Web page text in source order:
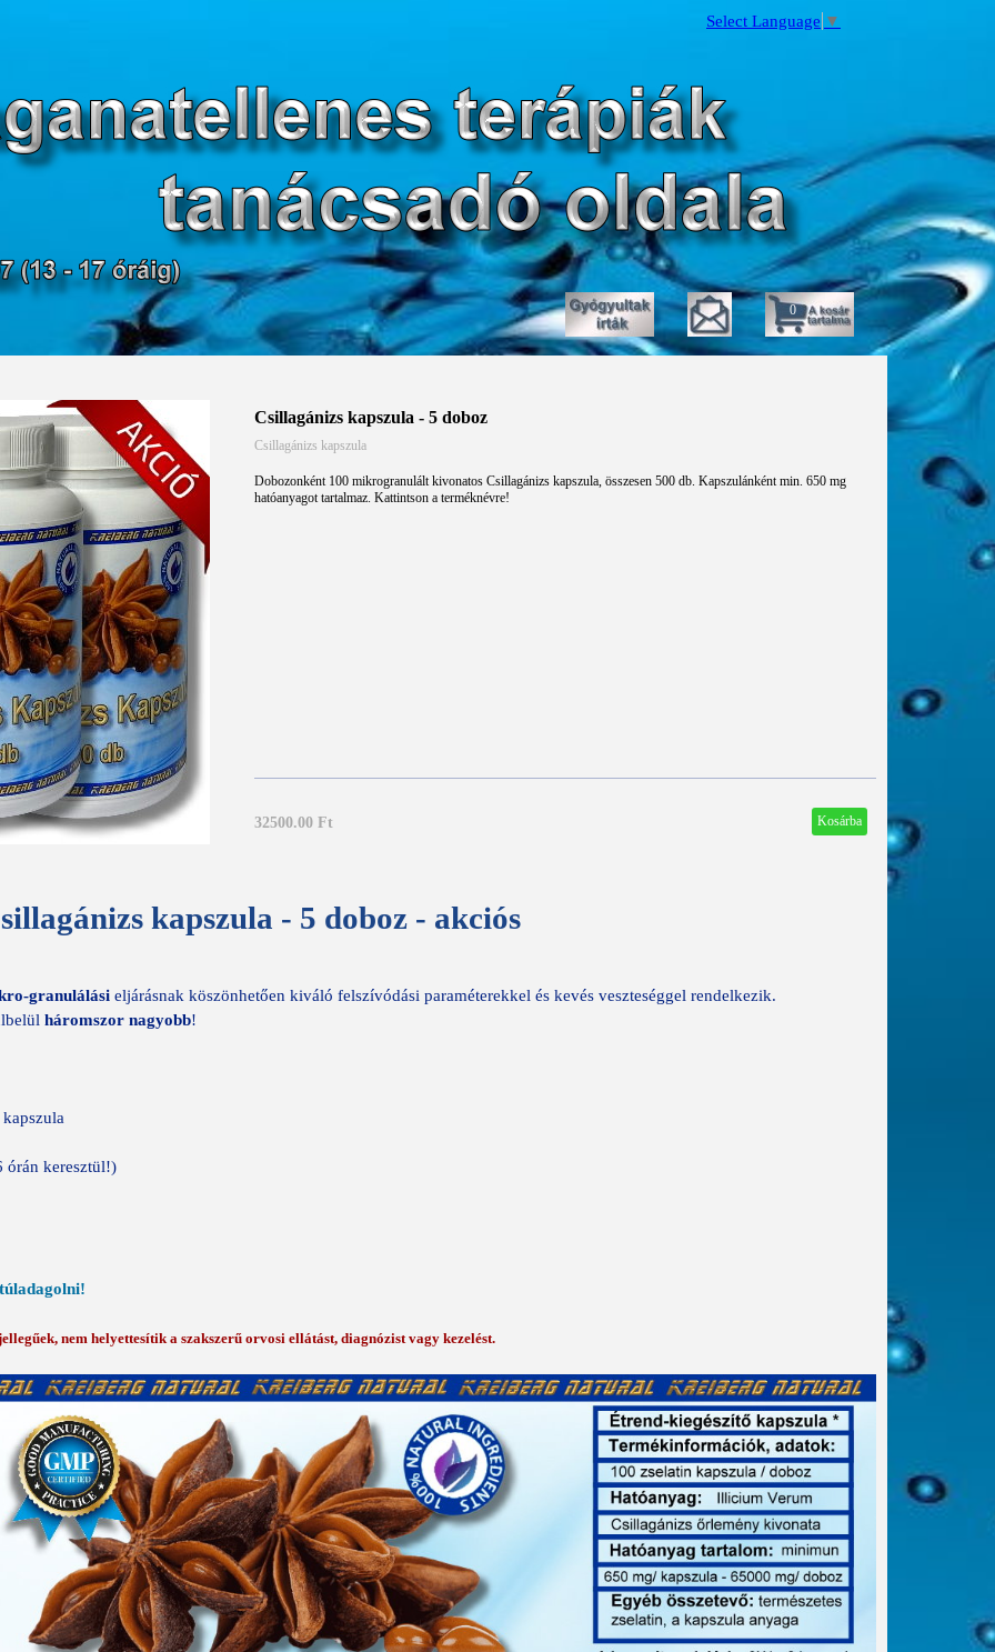
Select Language ▼
0
Csillagánizs kapszula - 5 doboz
Csillagánizs kapszula
Dobozonként 100 mikrogranulált kivonatos Csillagánizs kapszula, összesen 500 db. Kapszulánként min. 650 mg
hatóanyagot tartalmaz. Kattintson a terméknévre!
32500.00 Ft
kapszula - 5 doboz - akciós
granulálási eljárásnak köszönhetően kiváló felszívódási paraméterekkel és kevés veszteséggel rendelkezik.
háromszor nagyobb!
órán keresztül!)
nem helyettesítik a szakszerű orvosi ellátást, diagnózist vagy kezelést.